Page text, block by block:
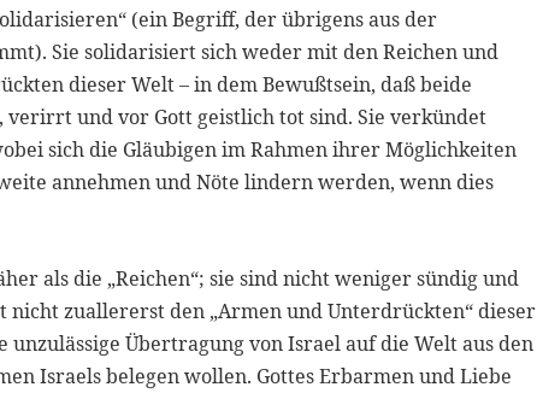
(ein Begriff, der übrigens aus der
Sie solidarisiert sich weder mit den Reichen und
dieser Welt – in dem Bewußtsein, daß beide
und vor Gott geistlich tot sind. Sie verkündet
sich die Gläubigen im Rahmen ihrer Möglichkeiten
annehmen und Nöte lindern werden, wenn dies
als die „Reichen“; sie sind nicht weniger sündig und
zuallererst den „Armen und Unterdrückten“ dieser
Übertragung von Israel auf die Welt aus den
Israels belegen wollen. Gottes Erbarmen und Liebe